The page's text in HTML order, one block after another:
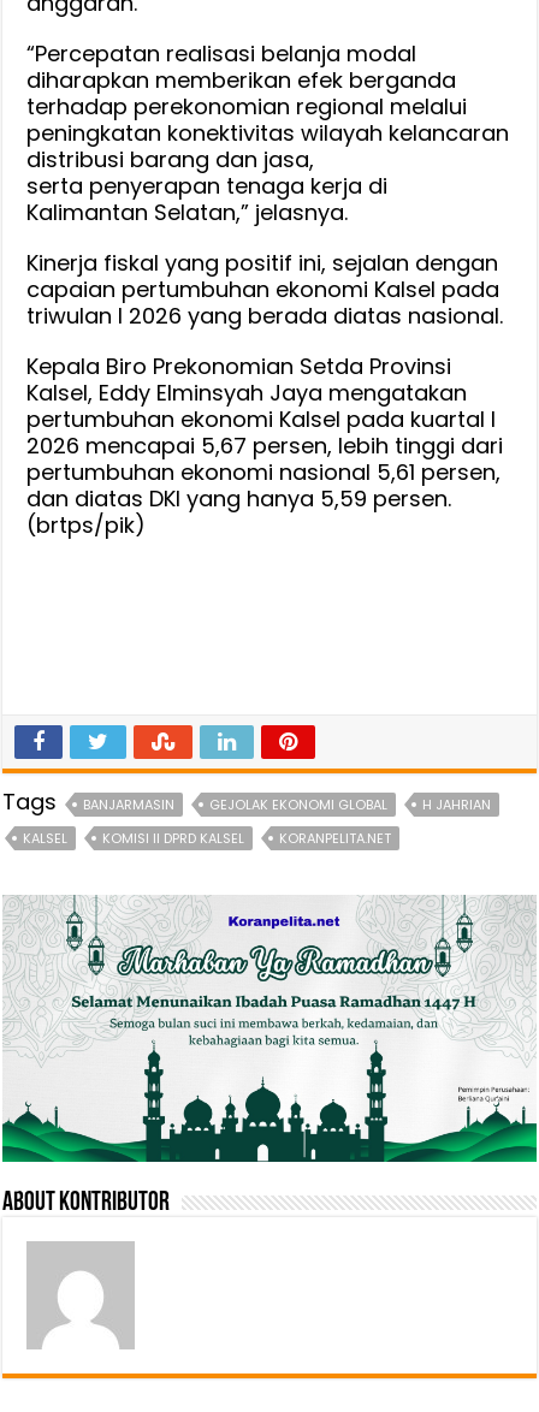
“Percepatan realisasi belanja modal
diharapkan memberikan efek berganda
terhadap perekonomian regional melalui
peningkatan konektivitas wilayah kelancaran
distribusi barang dan jasa,
serta penyerapan tenaga kerja di
Kalimantan Selatan,” jelasnya.
Kinerja fiskal yang positif ini, sejalan dengan
capaian pertumbuhan ekonomi Kalsel pada
triwulan I 2026 yang berada diatas nasional.
Kepala Biro Prekonomian Setda Provinsi
Kalsel, Eddy Elminsyah Jaya mengatakan
pertumbuhan ekonomi Kalsel pada kuartal I
2026 mencapai 5,67 persen, lebih tinggi dari
pertumbuhan ekonomi nasional 5,61 persen,
dan diatas DKI yang hanya 5,59 persen.
(brtps/pik)
Tags BANJARMASIN GEJOLAK EKONOMI GLOBAL
H JAHRIAN
KALSEL
KOMISI II DPRD KALSEL KORANPELITA.NET
About Kontributor